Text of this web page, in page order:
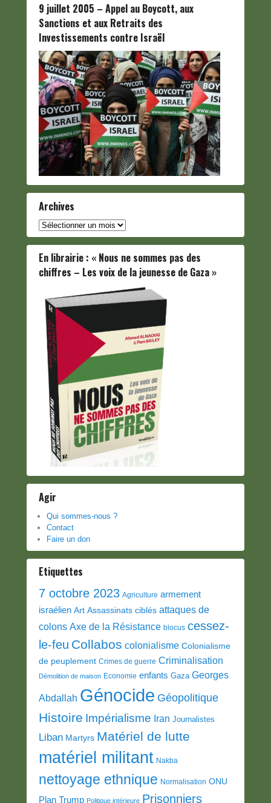
9 juillet 2005 – Appel au Boycott, aux
Sanctions et aux Retraits des
Investissements contre Israël
Archives
Archives
En librairie : « Nous ne sommes pas des
chiffres – Les voix de la jeunesse de Gaza »
Agir
Qui sommes-nous ?
Contact
Faire un don
Etiquettes
7 octobre 2023 Agriculture armement
israélien Art Assassinats ciblés attaques de
colons Axe de la Résistance blocus cessez-
le-feu Collabos colonialisme Colonialisme
de peuplement Crimes de guerre Criminalisation
Démolition de maison Economie enfants Gaza Georges
Abdallah Génocide Géopolitique
Histoire Impérialisme Iran Journalistes
Liban Martyrs Matériel de lutte
matériel militant Nakba
nettoyage ethnique Normalisation ONU
Plan Trump Politique intérieure Prisonniers